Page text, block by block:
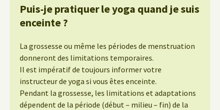
Puis-je pratiquer le yoga quand je suis
enceinte ?
La grossesse ou même les périodes de menstruation
donneront des limitations temporaires.
Il est impératif de toujours informer votre
instructeur de yoga si vous êtes enceinte.
Pendant la grossesse, les limitations et adaptations
dépendent de la période (début – milieu – fin) de la